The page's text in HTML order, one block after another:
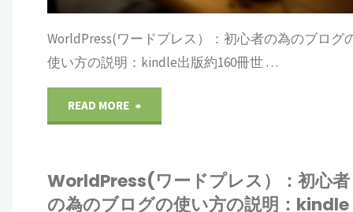
出
160
の
ブ
グ
WorldPress(ワードプレス）：初心者の為のブログ
使い方の説明：kindle出版約160冊世 …
READ MORE "WorldPress(ワ
ド
WorldPress(ワードプレス）：初心者
の為のブログの使い方の説明：kindle